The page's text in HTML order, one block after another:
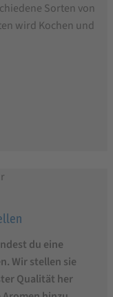
Sorten von
wird Kochen und
du eine
Wir stellen sie
Qualität her